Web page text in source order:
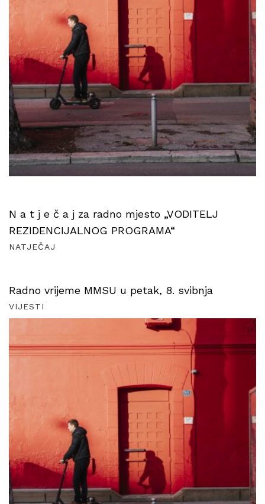
N a t j e č a j za radno mjesto „VODITELJ
REZIDENCIJALNOG PROGRAMA“
NATJEČAJ
Radno vrijeme MMSU u petak, 8. svibnja
VIJESTI